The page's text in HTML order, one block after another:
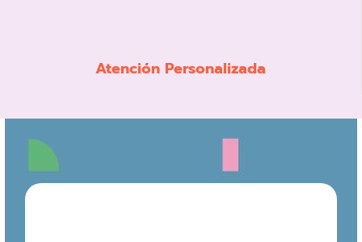
Atención Personalizada